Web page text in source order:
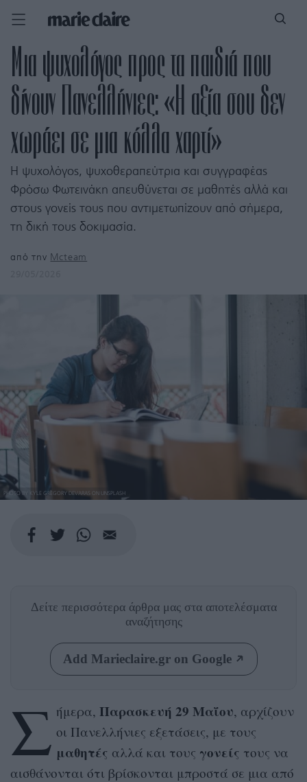
Μια ψυχολόγος προς τα παιδιά που
δίνουν Πανελλήνιες: «Η αξία σου δεν
χωράει σε μια κόλλα χαρτί»
Η ψυχολόγος, ψυχοθεραπεύτρια και συγγραφέας
Φρόσω Φωτεινάκη απευθύνεται σε μαθητές αλλά και
στους γονείς τους που αντιμετωπίζουν από σήμερα,
τη δική τους δοκιμασία.
από την Mcteam
PHOTO BY KYLE GREGORY DEVARAS ON UNSPLASH
Δείτε περισσότερα άρθρα μας στα αποτελέσματα
αναζήτησης
Add Marieclaire.gr on Google
Σ ήμερα, Παρασκευή 29 Μαΐου, αρχίζουν
οι Πανελλήνιες εξετάσεις, με τους
μαθητές αλλά και τους γονείς τους να
αισθάνονται ότι βρίσκονται μπροστά σε μια από